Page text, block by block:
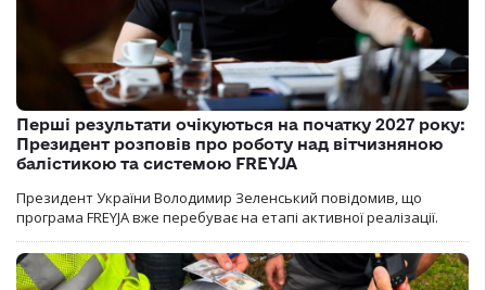
Перші результати очікуються на початку 2027 року:
Президент розповів про роботу над вітчизняною
балістикою та системою FREYJA
Президент України Володимир Зеленський повідомив, що
програма FREYJA вже перебуває на етапі активної реалізації.